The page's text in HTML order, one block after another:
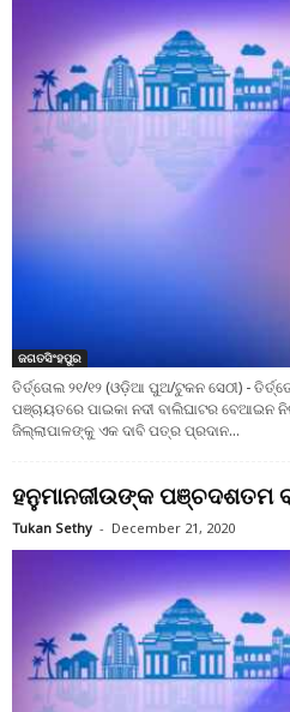
ଜଗତସିଂହପୁର
ତିର୍ତ୍ତୋଲ ୨୧/୧୨ (ଓଡ଼ିଆ ପୁଅ/ଟୁକନ ସେଠୀ) -
ପଞ୍ଚାୟତରେ ପାଇକା ନଦୀ ବାଲିଘାଟର
ଜିଲ୍ଲାପାଳଙ୍କୁ ଏକ ଦାବି ପତ୍ର ପ୍ରଦାନ...
ହନୁମାନଜୀଉଙ୍କ ପଞ୍ଚଦଶତମ
Tukan Sethy - December 21, 2020